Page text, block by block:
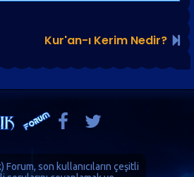
Kur'an-ı Kerim Nedir?
) Forum, son kullanıcıların çeşitli